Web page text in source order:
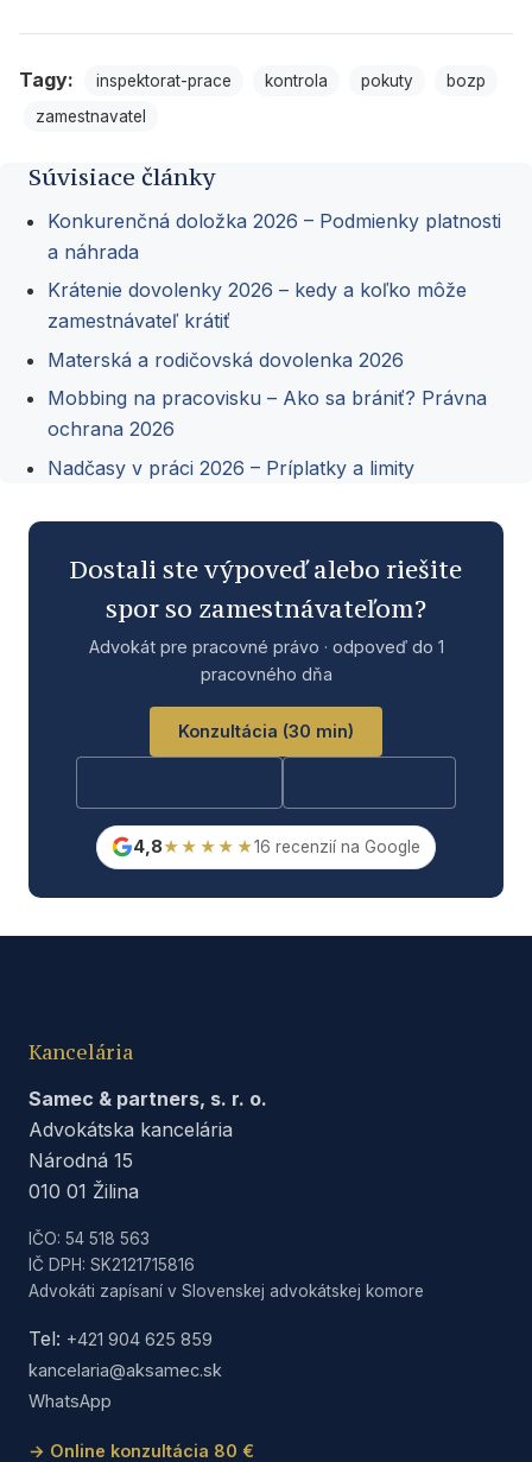
Tagy: inspektorat-prace kontrola pokuty
bozp
zamestnavatel
Súvisiace články
Konkurenčná doložka 2026 – Podmienky platnosti
a náhrada
Krátenie dovolenky 2026 – kedy a koľko môže
zamestnávateľ krátiť
Materská a rodičovská dovolenka 2026
Mobbing na pracovisku – Ako sa brániť? Právna
ochrana 2026
Nadčasy v práci 2026 – Príplatky a limity
Dostali ste výpoveď alebo riešite
spor so zamestnávateľom?
Advokát pre pracovné právo · odpoveď do 1
pracovného dňa
Konzultácia (30 min)
4,8★★★★★16 recenzií na Google
Kancelária
Samec & partners, s. r. o.
Advokátska kancelária
Národná 15
010 01 Žilina
IČO: 54 518 563
IČ DPH: SK2121715816
Advokáti zapísaní v Slovenskej advokátskej komore
Tel: +421 904 625 859
kancelaria@aksamec.sk
WhatsApp
→ Online konzultácia 80 €